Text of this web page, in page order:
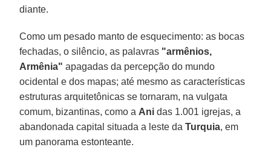
diante.
Como um pesado manto de esquecimento: as bocas
fechadas, o silêncio, as palavras "armênios,
Armênia" apagadas da percepção do mundo
ocidental e dos mapas; até mesmo as características
estruturas arquitetônicas se tornaram, na vulgata
comum, bizantinas, como a Ani das 1.001 igrejas, a
abandonada capital situada a leste daTurquia, em
um panorama estonteante.